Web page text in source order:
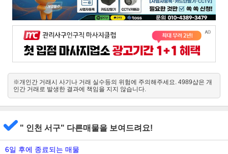
※개인간 거래시 사기나 거래 실수등의 위험에 주의해주세요. 4989샵은 개
인간 거래로 발생한 결과에 책임을 지지 않습니다.
" 인천 서구" 다른매물을 보여드려요!
6일 후에 종료되는 매물